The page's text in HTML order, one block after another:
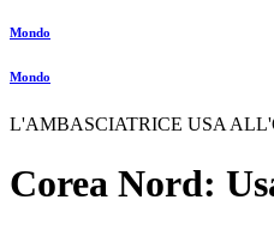
Mondo
Mondo
L'AMBASCIATRICE USA
Corea Nord: